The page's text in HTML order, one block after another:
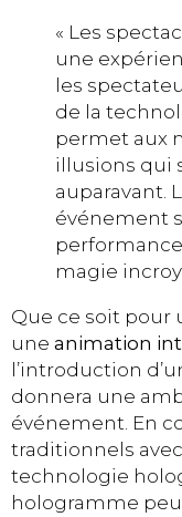
« Les
une
les
de la
permet aux
illusions qui
auparavant.
événement
magie
Que ce soit pour
une animation
l’introduction
donnera une
événement. En
traditionnels
technologie
hologramme